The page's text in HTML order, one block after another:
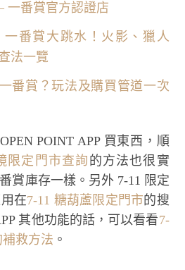
一番賞官方認證店
一番賞大跳水！火影、獵人
法一覽
番賞？玩法及購買管道一次
POINT APP 買東西，順
限定門市查詢 的方法也很實
賞庫存一樣。另外 7-11 限定
在7-11 糖葫蘆限定門市的搜
其他功能的話，可以看看7-
救方法 。